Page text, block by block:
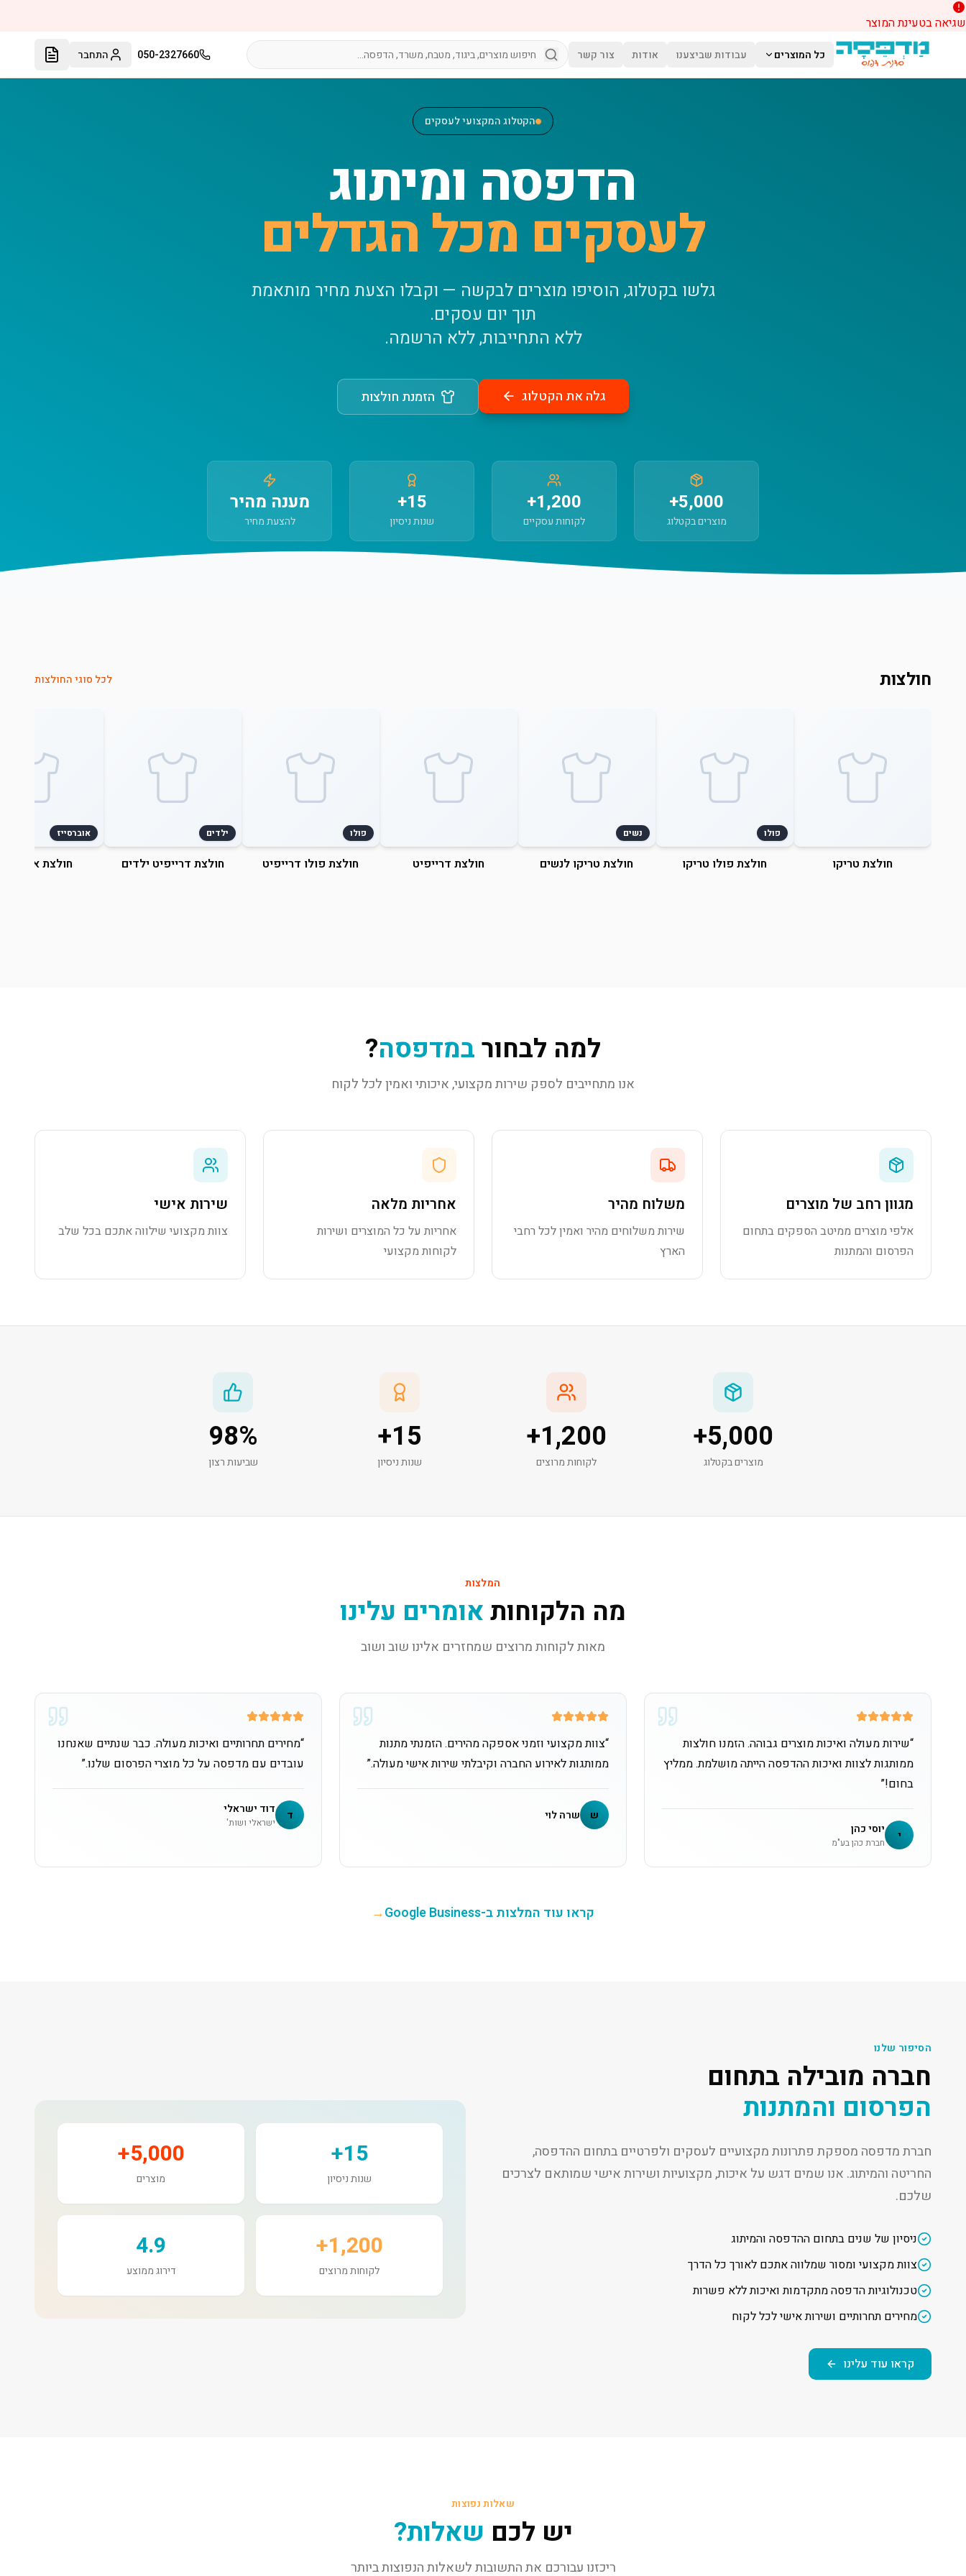
שגיאה בטעינת המוצר
דלג לתוכן הראשי
כל המוצרים עבודות שביצענו אודות צור קשר 050-2327660 התחבר
הקטלוג המקצועי לעסקים
הדפסה ומיתוג
לעסקים מכל הגדלים
גלשו בקטלוג, הוסיפו מוצרים לבקשה — וקבלו הצעת מחיר מותאמת
תוך יום עסקים.
ללא התחייבות, ללא הרשמה.
גלה את הקטלוג הזמנת חולצות
5,000+
מוצרים בקטלוג
1,200+
לקוחות עסקיים
15+
שנות ניסיון
מענה מהיר
להצעת מחיר
חולצות לכל סוגי החולצות
חולצת טריקו
פולו
חולצת פולו טריקו
נשים
חולצת טריקו לנשים חולצת דרייפיט
פולו
חולצת פולו דרייפיט
ילדים
חולצת דרייפיט ילדים
אוברסייז
חולצת
למה לבחורבמדפסה?
אנו מתחייבים לספק שירות מקצועי, איכותי ואמין לכל לקוח
מגוון רחב של מוצרים
אלפי מוצרים ממיטב הספקים בתחום
הפרסום והמתנות
משלוח מהיר
שירות משלוחים מהיר ואמין לכל רחבי
הארץ
אחריות מלאה
אחריות על כל המוצרים ושירות
לקוחות מקצועי
שירות אישי
צוות מקצועי שילווה אתכם בכל שלב
5,000
+
מוצרים בקטלוג
1,200
+
לקוחות מרוצים
15
+
שנות ניסיון
98%
שביעות רצון
המלצות
מה הלקוחותאומרים עלינו
מאות לקוחות מרוצים שמחזרים אלינו שוב ושוב
“שירות מעולה ואיכות מוצרים גבוהה. הזמנו חולצות
ממותגות לצוות ואיכות ההדפסה הייתה מושלמת. ממליץ
בחום!”
י יוסי כהן
חברת כהן בע"מ
“צוות מקצועי וזמני אספקה מהירים. הזמנתי מתנות
ממותגות לאירוע החברה וקיבלתי שירות אישי מעולה.”
ש שרה לוי
“מחירים תחרותיים ואיכות מעולה. כבר שנתיים שאנחנו
עובדים עם מדפסה על כל מוצרי הפרסום שלנו.”
ד דוד ישראלי
ישראלי ושות'
קראו עוד המלצות ב-Google Business →
הסיפור שלנו
חברה מובילה בתחום
הפרסום והמתנות
חברת מדפסה מספקת פתרונות מקצועיים לעסקים ולפרטיים בתחום ההדפסה,
החריטה והמיתוג. אנו שמים דגש על איכות, מקצועיות ושירות אישי שמותאם לצרכים
שלכם.
ניסיון של שנים בתחום ההדפסה והמיתוג
צוות מקצועי ומסור שמלווה אתכם לאורך כל הדרך
טכנולוגיות הדפסה מתקדמות ואיכות ללא פשרות
מחירים תחרותיים ושירות אישי לכל לקוח
קראו עוד עלינו
15+
שנות ניסיון
5,000+
מוצרים
1,200+
לקוחות מרוצים
4.9
דירוג ממוצע
שאלות נפוצות
יש לכם שאלות?
ריכזנו עבורכם את התשובות לשאלות הנפוצות ביותר